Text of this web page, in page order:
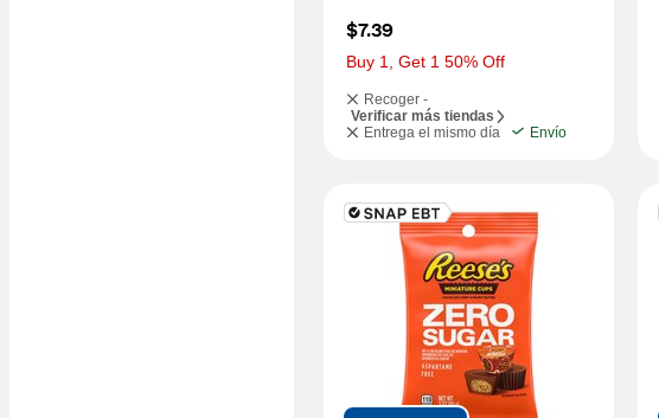
$7.39
Buy 1, Get 1 50% Off
Recoger -
Verificar más tiendas
Entrega el mismo día
Envío